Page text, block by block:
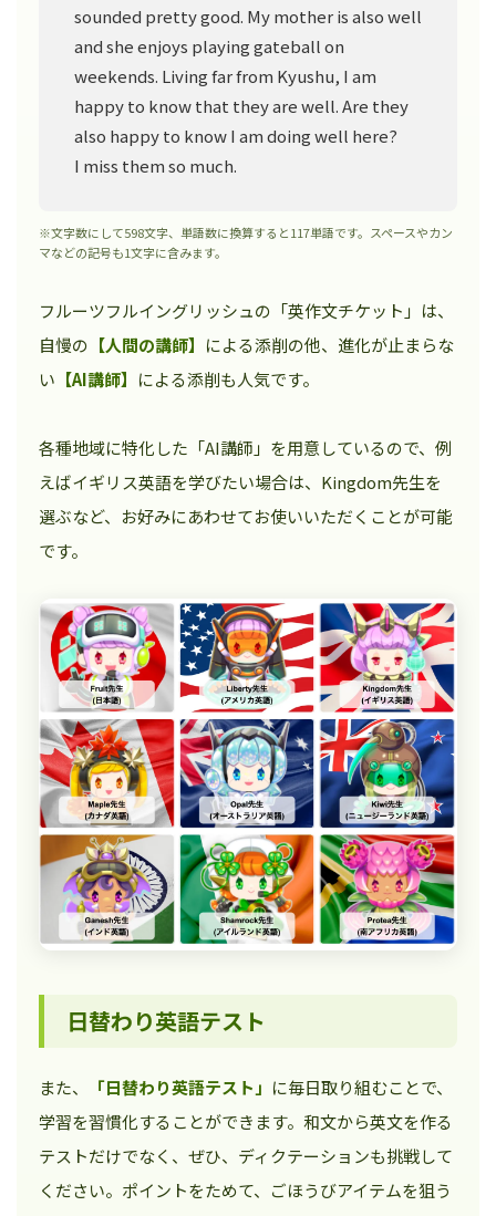
sounded pretty good. My mother is also well
and she enjoys playing gateball on
weekends. Living far from Kyushu, I am
happy to know that they are well. Are they
also happy to know I am doing well here?
I miss them so much.
※文字数にして598文字、単語数に換算すると117単語です。スペースやカン
マなどの記号も1文字に含みます。
フルーツフルイングリッシュの「英作文チケット」は、
自慢の 【人間の講師】 による添削の他、進化が止まらな
い 【AI講師】 による添削も人気です。
各種地域に特化した「AI講師」を用意しているので、例
えばイギリス英語を学びたい場合は、Kingdom先生を
選ぶなど、お好みにあわせてお使いいただくことが可能
です。
日替わり英語テスト
また、 「日替わり英語テスト」 に毎日取り組むことで、
学習を習慣化することができます。和文から英文を作る
テストだけでなく、ぜひ、ディクテーションも挑戦して
ください。ポイントをためて、ごほうびアイテムを狙う